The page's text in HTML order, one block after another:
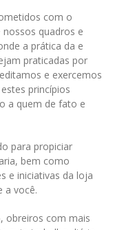
com o
quadros e
a prática da e
praticadas por
e exercemos
princípios
a quem de fato e
para propiciar
bem como
e iniciativas da loja
a você.
obreiros com mais